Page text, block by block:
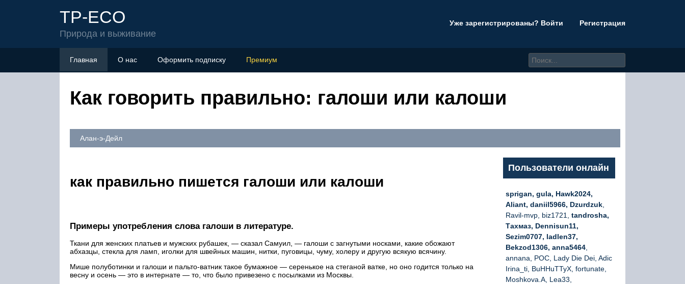
TP-ECO
Природа и выживание
Уже зарегистрированы? Войти Регистрация
Главная О нас Оформить подписку Премиум
Как говорить правильно: галоши или калоши
Алан-э-Дейл
как правильно пишется галоши или калоши
Примеры употребления слова галоши в литературе.
Ткани для женских платьев и мужских рубашек, — сказал Самуил, — галоши с загнутыми носками, какие обожают
абхазцы, стекла для ламп, иголки для швейных машин, нитки, пуговицы, чуму, холеру и другую всякую всячину.
Мише полуботинки и галоши и пальто-ватник такое бумажное — серенькое на стеганой ватке, но оно годится только на
весну и осень — это в интернате — то, что было привезено с посылками из Москвы.
Пользователи онлайн
sprigan, gula, Hawk2024,
Aliant, daniil5966, Dzurdzuk
Ravil-mvp, biz1721, tandrosha,
Тахмаз, Dennisun11,
Sezim0707, ladlen37,
Bekzod1306, anna5464
annana, РОС, Lady Die Dei, Adic
Irina_ti, BuHHuTTyX, fortunate,
Moshkova.A, Lea33,